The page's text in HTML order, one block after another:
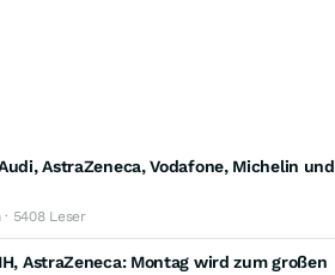
AstraZeneca, Vodafone, Michelin und
5408 Leser
AstraZeneca: Montag wird zum großen